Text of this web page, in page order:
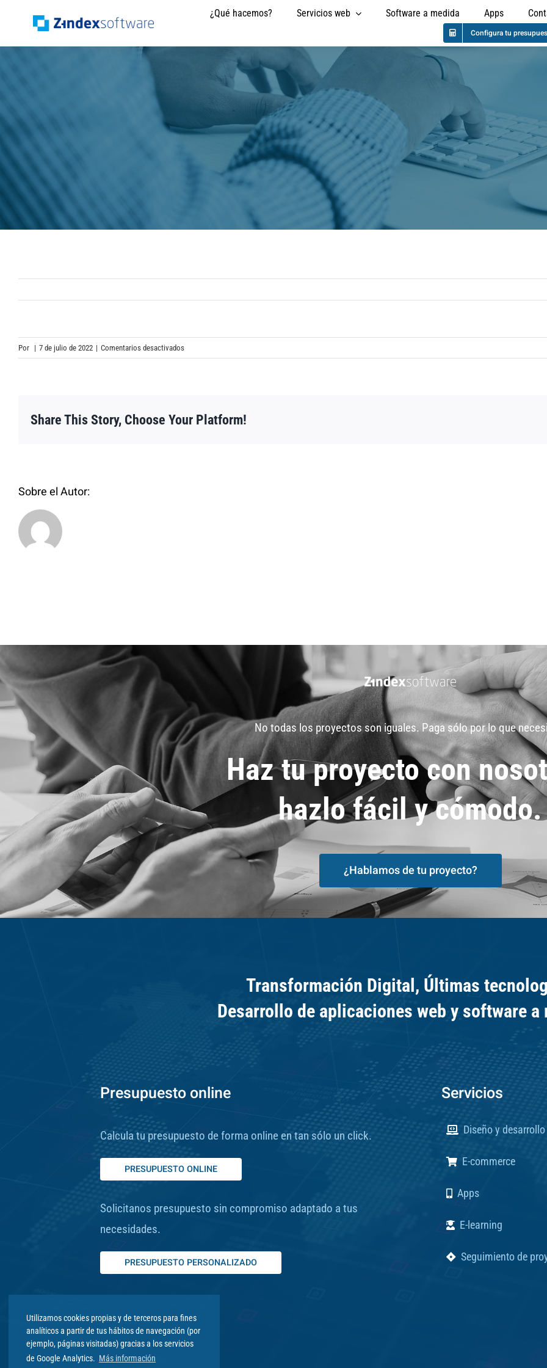
Utilizamos cookies propias y de terceros para fines
analíticos a partir de tus hábitos de navegación (por
ejemplo, páginas visitadas) gracias a los servicios
de Google Analytics. Más información
contenido
¿Qué hacemos? Servicios web Software a medida Apps
Configura tu
Por | 7 de julio de 2022 | Comentarios desactivadosen
Share This Story, Choose Your Platform!
Sobre el Autor:
No todas los proyectos son iguales. Paga sólo por lo que
Haz tu proyecto con
hazlo fácil y cómodo.
¿Hablamos de tu proyecto?
Transformación Digital, Últimas
Desarrollo de aplicaciones web y software a
Presupuesto online
Calcula tu presupuesto de forma online en tan sólo un click.
PRESUPUESTO ONLINE
Solicitanos presupuesto sin compromiso adaptado a tus
necesidades.
PRESUPUESTO PERSONALIZADO
Servicios
Diseño y
E-commerce
Apps
E-learning
Seguimiento de